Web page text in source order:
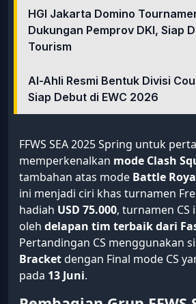
HGI Jakarta Domino
Dukungan Pemprov DKI, Siap
Tourism
Al-Ahli Resmi Bentuk Divisi
Siap Debut di EWC 2026
FFWS SEA 2025 Spring untuk
memperkenalkan mode Clash
tambahan atas mode Battle
ini menjadi ciri khas turnamen
hadiah USD 75.000, turnamen CS
oleh delapan tim terbaik dari
Pertandingan CS menggunakan
Bracketdengan Final mode CS
pada 13 Juni.